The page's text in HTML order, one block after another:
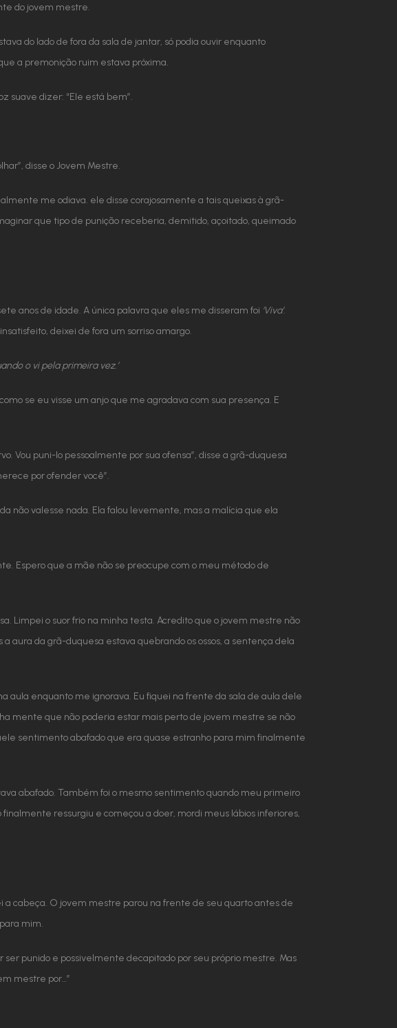
do jovem mestre.
do lado de fora da sala de jantar, só podia ouvir enquanto
a premonição ruim estava próxima.
suave dizer: “Ele está bem”.
disse o Jovem Mestre.
me odiava. ele disse corajosamente a tais queixas à grã-
que tipo de punição receberia, demitido, açoitado, queimado
anos de idade. A única palavra que eles me disseram foi ‘Viva’.
deixei de fora um sorriso amargo.
o vi pela primeira vez.’
se eu visse um anjo que me agradava com sua presença. E
Vou puni-lo pessoalmente por sua ofensa”, disse a grã-duquesa
por ofender você”.
não valesse nada. Ela falou levemente, mas a malícia que ela
Espero que a mãe não se preocupe com o meu método de
Limpei o suor frio na minha testa. Acredito que o jovem mestre não
aura da grã-duquesa estava quebrando os ossos, a sentença dela
aula enquanto me ignorava. Eu fiquei na frente da sala de aula dele
mente que não poderia estar mais perto de jovem mestre se não
sentimento abafado que era quase estranho para mim finalmente
abafado. Também foi o mesmo sentimento quando meu primeiro
ressurgiu e começou a doer, mordi meus lábios inferiores,
cabeça. O jovem mestre parou na frente de seu quarto antes de
mim.
punido e possivelmente decapitado por seu próprio mestre. Mas
mestre por…”